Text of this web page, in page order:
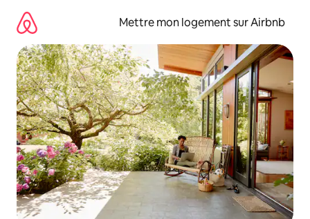
directement
contenu
Mettre mon logement sur Airbnb